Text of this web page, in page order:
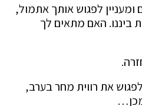
ומעניין לפגוש אותך אתמול,
ביננו. האם מתאים לך
את רווית מחר בערב,